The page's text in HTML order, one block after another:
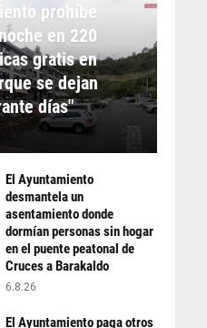
prohíbe
en 220
gratis en
se dejan
días"
El Ayuntamiento
desmantela un
asentamiento donde
dormían personas sin hogar
en el puente peatonal de
Cruces a Barakaldo
6.8.26
El Ayuntamiento paga otros